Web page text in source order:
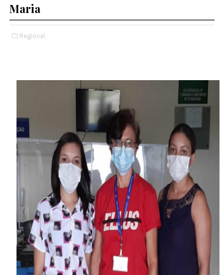
Maria
Regional,